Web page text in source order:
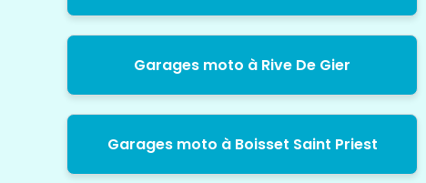
Garages moto à Rive De Gier
Garages moto à Boisset Saint Priest